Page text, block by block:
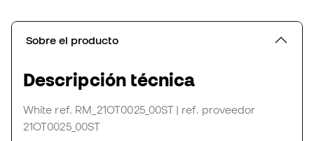
Sobre el producto
Descripción técnica
White ref. RM_21OT0025_00ST | ref. proveedor
21OT0025_00ST